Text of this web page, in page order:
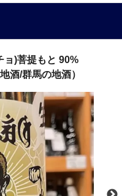
ョ)菩提もと 90%
酒/群馬の地酒）